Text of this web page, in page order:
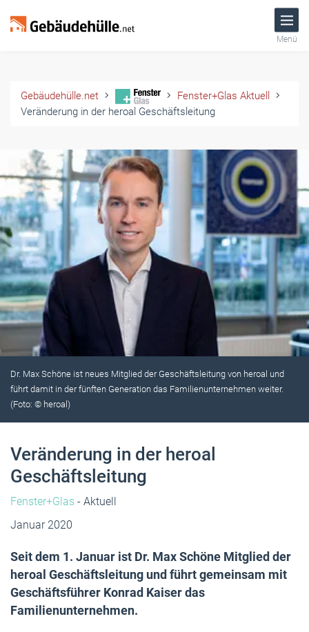
Menü
Gebäudehülle.net
Fenster+Glas Aktuell
Veränderung in der heroal Geschäftsleitung
Dr. Max Schöne ist neues Mitglied der Geschäftsleitung von heroal und
führt damit in der fünften Generation das Familienunternehmen weiter.
(Foto: © heroal)
Veränderung in der heroal
Geschäftsleitung
Fenster+Glas - Aktuell
Januar 2020
Seit dem 1. Januar ist Dr. Max Schöne Mitglied der
heroal Geschäftsleitung und führt gemeinsam mit
Geschäftsführer Konrad Kaiser das
Familienunternehmen.